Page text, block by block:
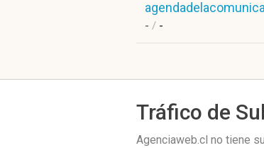
- / -
Tráfico de
Agenciaweb.cl no tiene